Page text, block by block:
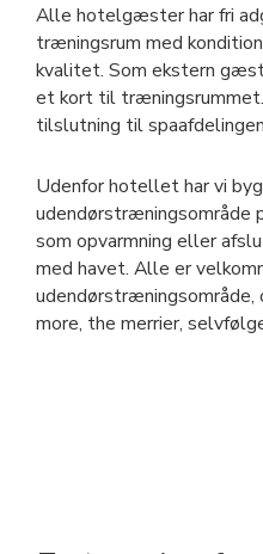
Alle hotelgæster har fri
træningsrum med
kvalitet. Som ekstern
et kort til
tilslutning til
Udenfor hotellet har vi
udendørstræningsområde
som opvarmning eller
med havet. Alle er
more, the merrier,